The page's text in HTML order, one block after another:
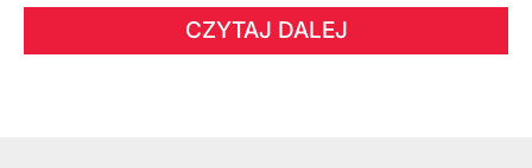
CZYTAJ DALEJ